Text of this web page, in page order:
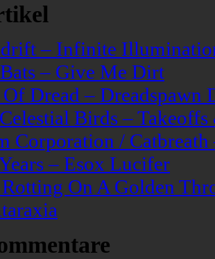
– Infinite
– Give Me Dirt
Dread – Dreadspawn
Birds –
Corporation /
– Esox Lucifer
On A Golden